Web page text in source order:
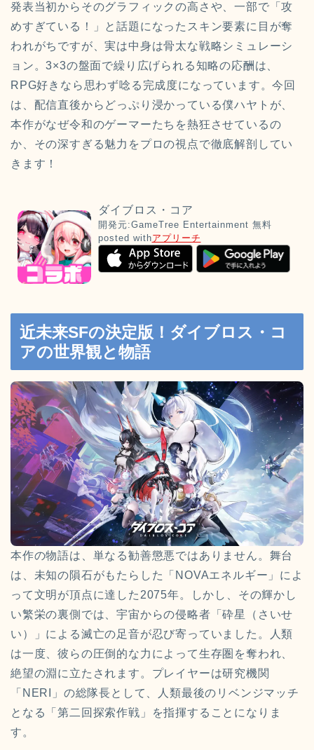
発表当初からそのグラフィックの高さや、一部で「攻
めすぎている！」と話題になったスキン要素に目が奪
われがちですが、実は中身は骨太な戦略シミュレーシ
ョン。3×3の盤面で繰り広げられる知略の応酬は、
RPG好きなら思わず唸る完成度になっています。今回
は、配信直後からどっぷり浸かっている僕ハヤトが、
本作がなぜ令和のゲーマーたちを熱狂させているの
か、その深すぎる魅力をプロの視点で徹底解剖してい
きます！
ダイブロス・コア
開発元:GameTree Entertainment 無料
posted withアプリーチ
近未来SFの決定版！ダイブロス・コ
アの世界観と物語
本作の物語は、単なる勧善懲悪ではありません。舞台
は、未知の隕石がもたらした「NOVAエネルギー」によ
って文明が頂点に達した2075年。しかし、その輝かし
い繁栄の裏側では、宇宙からの侵略者「砕星（さいせ
い）」による滅亡の足音が忍び寄っていました。人類
は一度、彼らの圧倒的な力によって生存圏を奪われ、
絶望の淵に立たされます。プレイヤーは研究機関
「NERI」の総隊長として、人類最後のリベンジマッチ
となる「第二回探索作戦」を指揮することになりま
す。